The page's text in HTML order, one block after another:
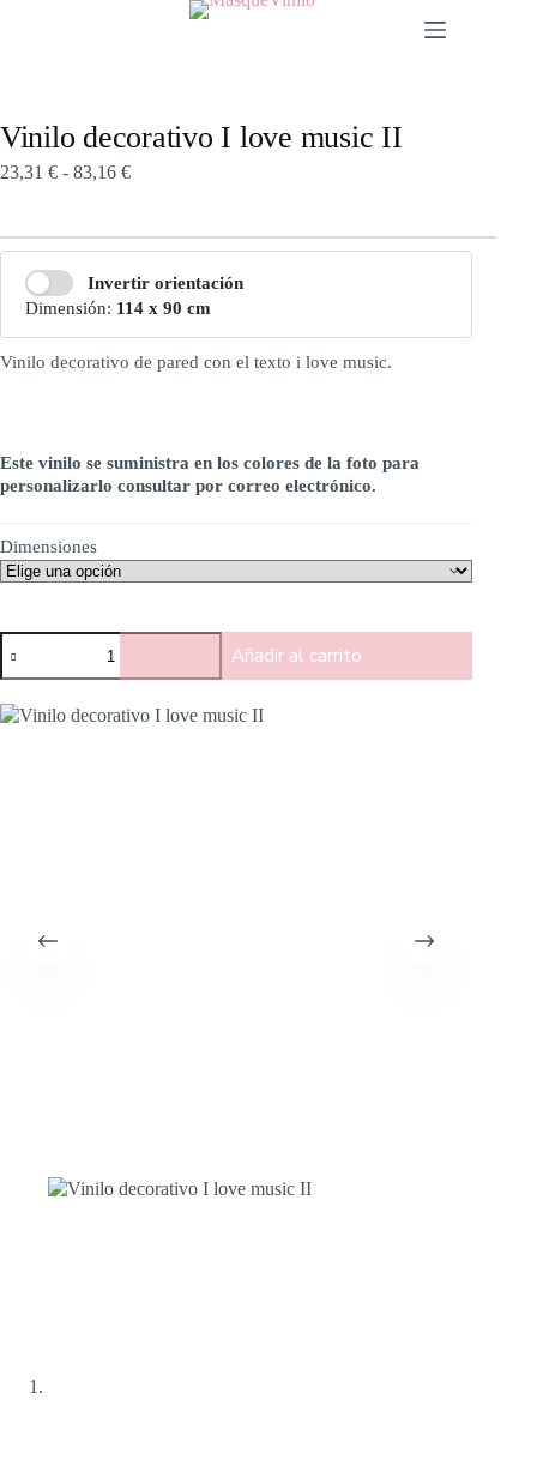
Vinilo decorativo I love music II
23,31 € - 83,16 €
Invertir orientación
Dimensión: 114 x 90 cm
Vinilo decorativo de pared con el texto i love music.
Este vinilo se suministra en los colores de la foto para
personalizarlo consultar por correo electrónico.
Dimensiones
Añadir al carrito